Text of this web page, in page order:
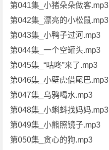
第041集_小猪朵朵做客.mp3
第042集_漂亮的小松鼠.mp3
第043集_小鸭子过河.mp3
第044集_一个空罐头.mp3
第045集_“咕咚”来了.mp3
第046集_小壁虎借尾巴.mp3
第047集_乌鸦喝水.mp3
第048集_小蝌蚪找妈妈.mp3
第049集_小熊照镜子.mp3
第050集_贪心的狗.mp3